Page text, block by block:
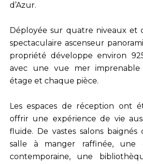
d’Azur.
Déployée sur quatre niveaux et
spectaculaire ascenseur
propriété développe environ
avec une vue mer imprenable
étage et chaque pièce.
Les espaces de réception ont
offrir une expérience de vie
fluide. De vastes salons
salle à manger raffinée, une
contemporaine, une